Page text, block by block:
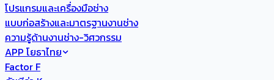
โปรแกรมและเครื่องมือช่าง
แบบก่อสร้างและมาตรฐานงานช่าง
ความรู้ด้านงานช่าง-วิศวกรรม
APP โยธาไทย
Factor F